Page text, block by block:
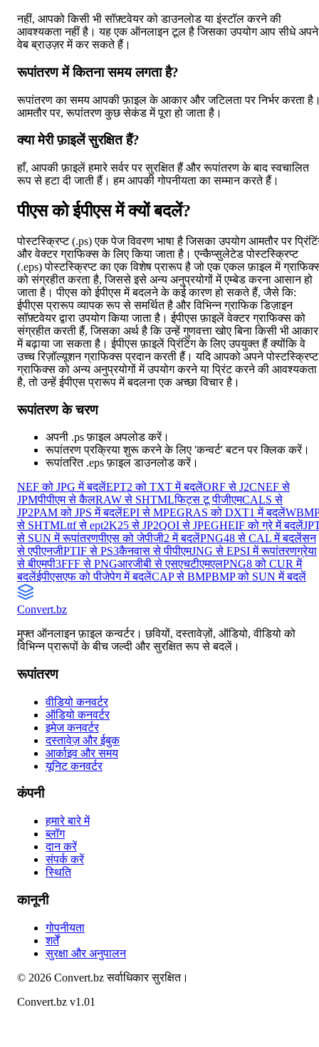
नहीं, आपको किसी भी सॉफ़्टवेयर को डाउनलोड या इंस्टॉल करने की
आवश्यकता नहीं है। यह एक ऑनलाइन टूल है जिसका उपयोग आप सीधे अपने
वेब ब्राउज़र में कर सकते हैं।
रूपांतरण में कितना समय लगता है?
रूपांतरण का समय आपकी फ़ाइल के आकार और जटिलता पर निर्भर करता
आमतौर पर, रूपांतरण कुछ सेकंड में पूरा हो जाता है।
क्या मेरी फ़ाइलें सुरक्षित हैं?
हाँ, आपकी फ़ाइलें हमारे सर्वर पर सुरक्षित हैं और रूपांतरण के बाद स्वचालित
रूप से हटा दी जाती हैं। हम आपकी गोपनीयता का सम्मान करते हैं।
पीएस को ईपीएस में क्यों बदलें?
पोस्टस्क्रिप्ट (.ps) एक पेज विवरण भाषा है जिसका उपयोग आमतौर पर
और वेक्टर ग्राफिक्स के लिए किया जाता है। एन्कैप्सुलेटेड पोस्टस्क्रिप्ट
(.eps) पोस्टस्क्रिप्ट का एक विशेष प्रारूप है जो एक एकल फ़ाइल में
को संग्रहीत करता है, जिससे इसे अन्य अनुप्रयोगों में एम्बेड करना आसान हो
जाता है। पीएस को ईपीएस में बदलने के कई कारण हो सकते हैं, जैसे कि:
ईपीएस प्रारूप व्यापक रूप से समर्थित है और विभिन्न ग्राफिक डिज़ाइन
सॉफ़्टवेयर द्वारा उपयोग किया जाता है। ईपीएस फ़ाइलें वेक्टर ग्राफिक्स को
संग्रहीत करती हैं, जिसका अर्थ है कि उन्हें गुणवत्ता खोए बिना किसी भी आकार
में बढ़ाया जा सकता है। ईपीएस फ़ाइलें प्रिंटिंग के लिए उपयुक्त हैं क्योंकि वे
उच्च रिज़ॉल्यूशन ग्राफिक्स प्रदान करती हैं। यदि आपको अपने पोस्टस्क्रिप्ट
ग्राफिक्स को अन्य अनुप्रयोगों में उपयोग करने या प्रिंट करने की आवश्यकता
है, तो उन्हें ईपीएस प्रारूप में बदलना एक अच्छा विचार है।
रूपांतरण के चरण
अपनी .ps फ़ाइल अपलोड करें।
रूपांतरण प्रक्रिया शुरू करने के लिए 'कन्वर्ट' बटन पर क्लिक करें।
रूपांतरित .eps फ़ाइल डाउनलोड करें।
NEF को JPG में बदलेंEPT2 को TXT में बदलेंORF से J2CNEF से
JPMपीपीएम से कैलRAW से SHTMLफिट्स टू पीजीएमCALS से
JP2PAM को JPS में बदलेंEPI से MPEGRAS को DXT1 में बदलें
से SHTMLttf से ept2K25 से JP2QOI से JPEGHEIF को ग्रे में बदलें
से SUN में रूपांतरणपीएस को जेपीजी2 में बदलेंPNG48 से CAL में बदलेंसन
से एपीएनजीPTIF से PS3कैनवास से पीपीएमJNG से EPSI में रूपांतरणग्रेया
से बीएमपी3FFF से PNGआरजीबी से एसएचटीएमएलPNG8 को CUR में
बदलेंईपीएसएफ को पीजेपेग में बदलेंCAP से BMPBMP को SUN में बदलें
Convert.bz
मुफ्त ऑनलाइन फ़ाइल कन्वर्टर। छवियों, दस्तावेज़ों, ऑडियो, वीडियो को
विभिन्न प्रारूपों के बीच जल्दी और सुरक्षित रूप से बदलें।
रूपांतरण
वीडियो कनवर्टर
ऑडियो कनवर्टर
इमेज कनवर्टर
दस्तावेज़ और ईबुक
आर्काइव और समय
यूनिट कनवर्टर
कंपनी
हमारे बारे में
ब्लॉग
दान करें
संपर्क करें
स्थिति
कानूनी
गोपनीयता
शर्तें
सुरक्षा और अनुपालन
© 2026 Convert.bzसर्वाधिकार सुरक्षित।
Convert.bz v1.01